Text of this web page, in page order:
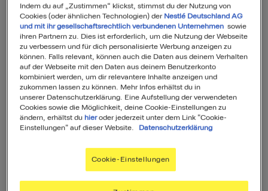
PDF
35
von 100
MyMenu IQ™
Ist diese Mahlzeit
Indem du auf „Zustimmen“ klickst, stimmst du der Nutzung von
Cookies (oder ähnlichen Technologien) der Nestlé Deutschland AG
und mit ihr gesellschaftsrechtlich verbundenen Unternehmen sowie
ihren Partnern zu. Dies ist erforderlich, um die Nutzung der Webseite
zu verbessern und für dich personalisierte Werbung anzeigen zu
können. Falls relevant, können auch die Daten aus deinem Verhalten
auf der Webseite mit den Daten aus deinem Benutzerkonto
kombiniert werden, um dir relevantere Inhalte anzeigen und
zukommen lassen zu können. Mehr Infos erhältst du in
unserer Datenschutzerklärung. Eine Aufstellung der verwendeten
Cookies sowie die Möglichkeit, deine Cookie-Einstellungen zu
ändern, erhältst duhieroder jederzeit unter dem Link "Cookie-
Einstellungen" auf dieser Website.
Datenschutzerklärung
Cookie-Einstellungen